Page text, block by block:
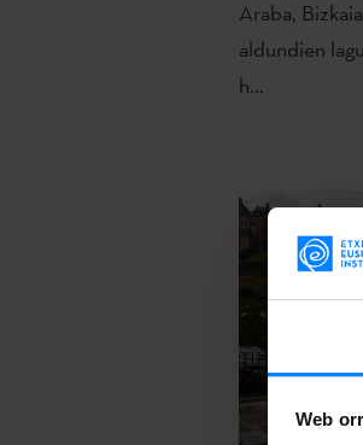
Web
Araba,
aldundien
h...